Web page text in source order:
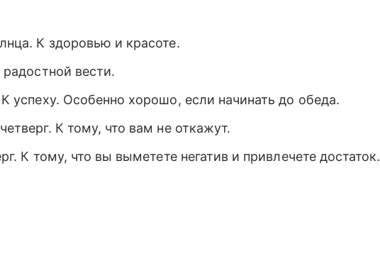
К здоровью и красоте.
вести.
успеху. Особенно хорошо, если начинать до обеда.
К тому, что вам не откажут.
К тому, что вы выметете негатив и привлечете достаток.